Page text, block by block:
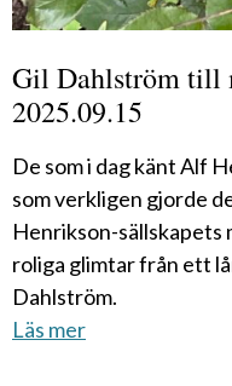
Gil Dahlström till
2025.09.15
De som i dag känt Alf
som verkligen gjorde
Henrikson-sällskapets
roliga glimtar från ett
Dahlström.
Läs mer